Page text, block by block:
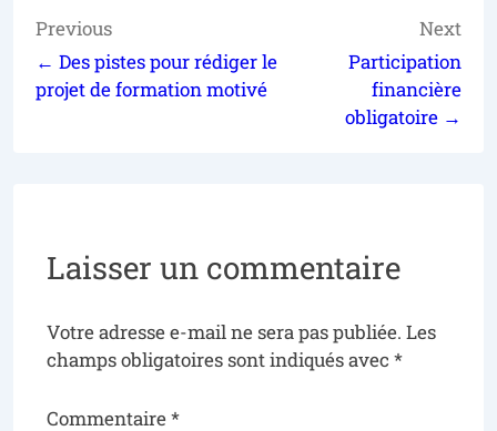
Previous
← Des pistes pour rédiger le
projet de formation motivé
Next
Participation
financière
obligatoire →
Laisser un commentaire
Votre adresse e-mail ne sera pas publiée. Les
champs obligatoires sont indiqués avec *
Commentaire*